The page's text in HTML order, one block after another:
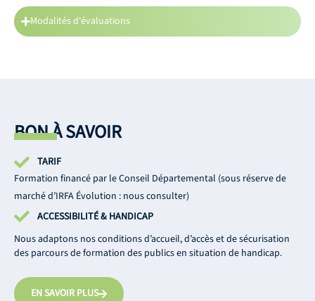
Modalités d'évaluations
BON À SAVOIR
TARIF
Formation financé par le Conseil Départemental (sous réserve de
marché d’IRFA Évolution : nous consulter)
ACCESSIBILITÉ & HANDICAP
Nous adaptons nos conditions d’accueil, d’accès et de sécurisation
des parcours de formation des publics en situation de handicap.
EN SAVOIR PLUS